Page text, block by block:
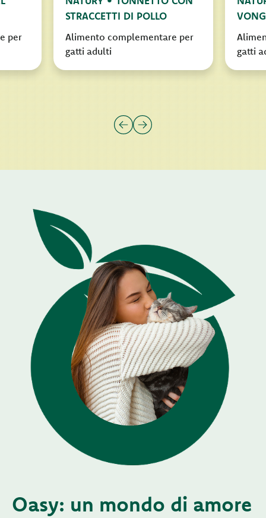
per
STRACCETTI DI POLLO
Alimento complementare per
gatti adulti
gatti
Oasy: un mondo di amore